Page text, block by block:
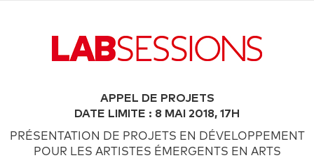
APPEL DE PROJETS
DATE LIMITE : 8 MAI 2018, 17H
PRÉSENTATION DE PROJETS EN DÉVELOPPEMENT
POUR LES ARTISTES ÉMERGENTS EN ARTS